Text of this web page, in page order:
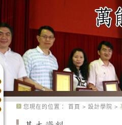
您現在的位置： 首頁 > 設計學院 >